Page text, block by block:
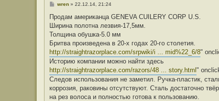
е
л
я
v
g
e
n
i
T
С
о
щ
е
и
е
wren» 22.12.14, 21:24
Продам американца GENEVA CUILERY CORP U.S.
Ширина полотна лезвия-17,5мм.
Толщина обушка-5.0 мм
Бритва произведена в 20-х годах 20-го столетия.
http://straightrazorplace.com/srpwiki/i ... mid%22_6/8"
Историю компании можно найти здесь
http://straightrazorplace.com/razors/48 ... story.html "
Следов использования не заметил. Ручка-пластик,
коррозия, раковины отсутствуют. Сталь достаточно
на рез волоса и полностью готова к пользованию.